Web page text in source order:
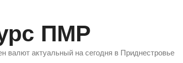
ПМР
валют актуальный на сегодня в Приднестровье